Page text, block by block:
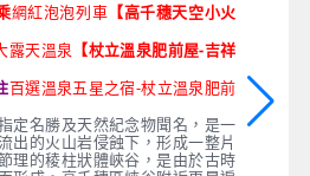
網紅泡泡列車 【高千穗天空小火
露天溫泉 【杖立溫泉肥前屋-吉祥
百選溫泉五星之宿-杖立溫泉肥前
定名勝及天然紀念物聞名，是一
出的火山岩侵蝕下，形成一整片
理的稜柱狀體峽谷，是由於古時